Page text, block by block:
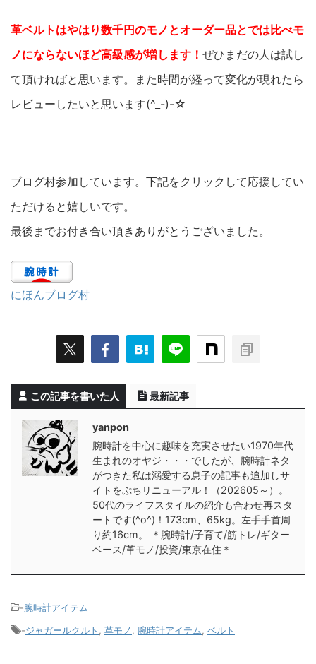
革ベルトはやはり数千円のモノとオーダー品とでは比べモ
ノにならないほど高級感が増します！ ぜひまだの人は試し
て頂ければと思います。また時間が経って変化が現れたら
レビューしたいと思います(^_-)-☆
ブログ村参加しています。下記をクリックして応援してい
ただけると嬉しいです。
最後までお付き合い頂きありがとうございました。
にほんブログ村
この記事を書いた人 最新記事
yanpon
腕時計を中心に趣味を充実させたい1970年代
生まれのオヤジ・・・でしたが、腕時計ネタ
がつきた私は溺愛する息子の記事も追加しサ
イトをぷちリニューアル！（202605～）。
50代のライフスタイルの紹介も合わせ再スタ
ートです(^o^)！173cm、65kg。左手手首周
り約16cm。 ＊腕時計/子育て/筋トレ/ギター
ベース/革モノ/投資/東京在住＊
-腕時計アイテム
-ジャガールクルト 革モノ 腕時計アイテム ベルト